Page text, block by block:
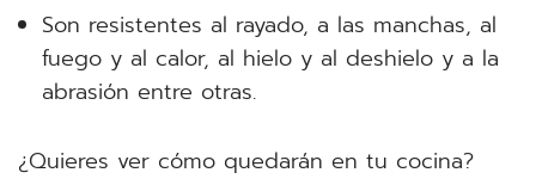
Son resistentes al rayado, a las manchas, al
fuego y al calor, al hielo y al deshielo y a la
abrasión entre otras.
¿Quieres ver cómo quedarán en tu cocina?